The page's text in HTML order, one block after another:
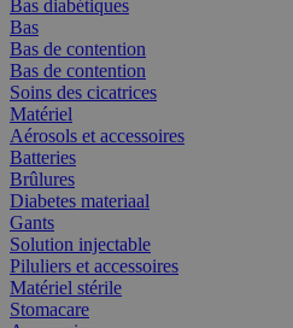
Bas diabétiques
Bas
Bas de contention
Bas de contention
Soins des cicatrices
Matériel
Aérosols et accessoires
Batteries
Brûlures
Diabetes materiaal
Gants
Solution injectable
Piluliers et accessoires
Matériel stérile
Stomacare